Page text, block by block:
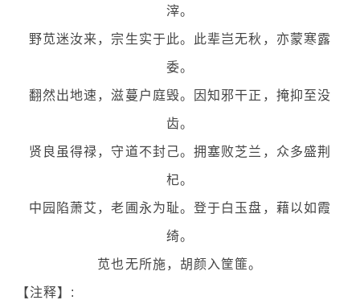
滓。
野苋迷汝来，宗生实于此。此辈岂无秋，亦蒙寒露
委。
翻然出地速，滋蔓户庭毁。因知邪干正，掩抑至没
齿。
贤良虽得禄，守道不封己。拥塞败芝兰，众多盛荆
杞。
中园陷萧艾，老圃永为耻。登于白玉盘，藉以如霞
绮。
苋也无所施，胡颜入筐篚。
【注释】: